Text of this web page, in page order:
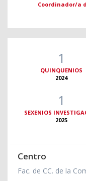
Coordinador/a
1
QUINQUENIOS
2024
1
SEXENIOS
2025
Centro
Fac. de CC. de la